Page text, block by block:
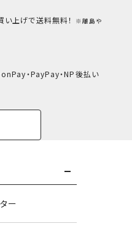
い上げで送料無料！
※離島や
・PayPay・NP後払い
ー